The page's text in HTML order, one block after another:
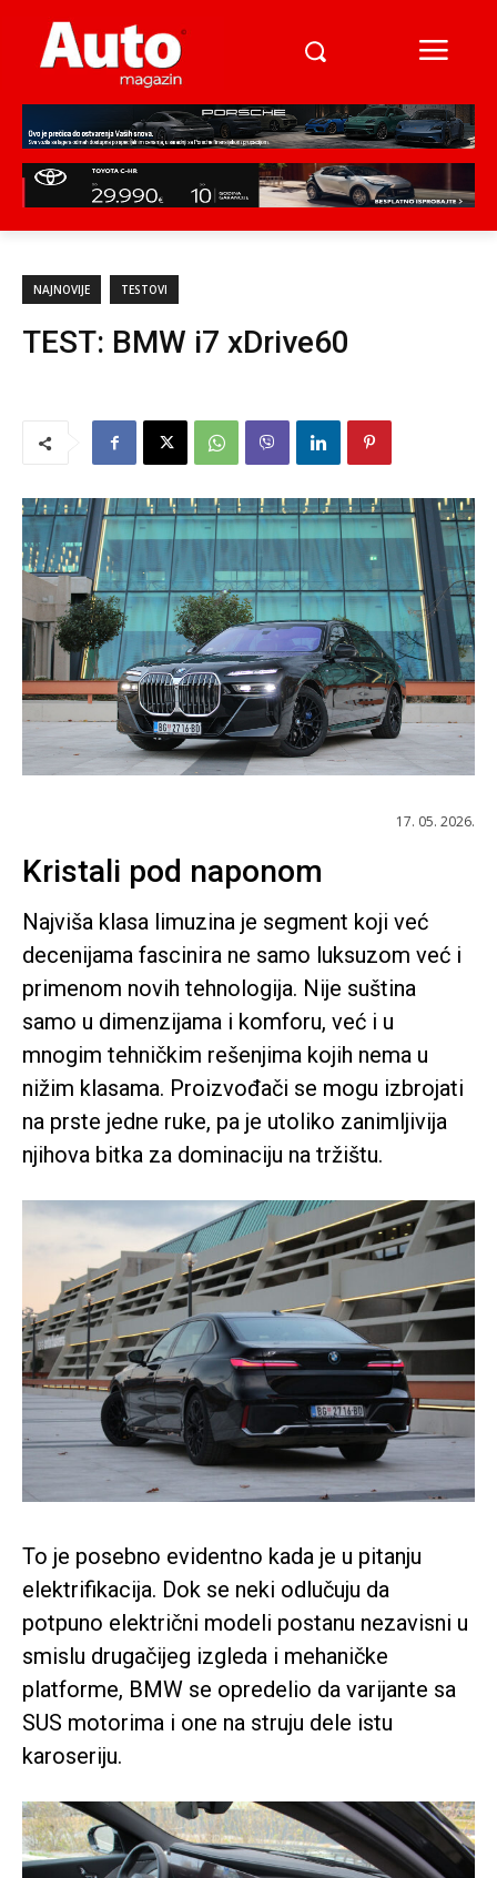
NAJNOVIJE TESTOVI
TEST: BMW i7 xDrive60
17. 05. 2026.
Kristali pod naponom
Najviša klasa limuzina je segment koji već
decenijama fascinira ne samo luksuzom već i
primenom novih tehnologija. Nije suština
samo u dimenzijama i komforu, već i u
mnogim tehničkim rešenjima kojih nema u
nižim klasama. Proizvođači se mogu izbrojati
na prste jedne ruke, pa je utoliko zanimljivija
njihova bitka za dominaciju na tržištu.
To je posebno evidentno kada je u pitanju
elektrifikacija. Dok se neki odlučuju da
potpuno električni modeli postanu nezavisni u
smislu drugačijeg izgleda i mehaničke
platforme, BMW se opredelio da varijante sa
SUS motorima i one na struju dele istu
karoseriju.